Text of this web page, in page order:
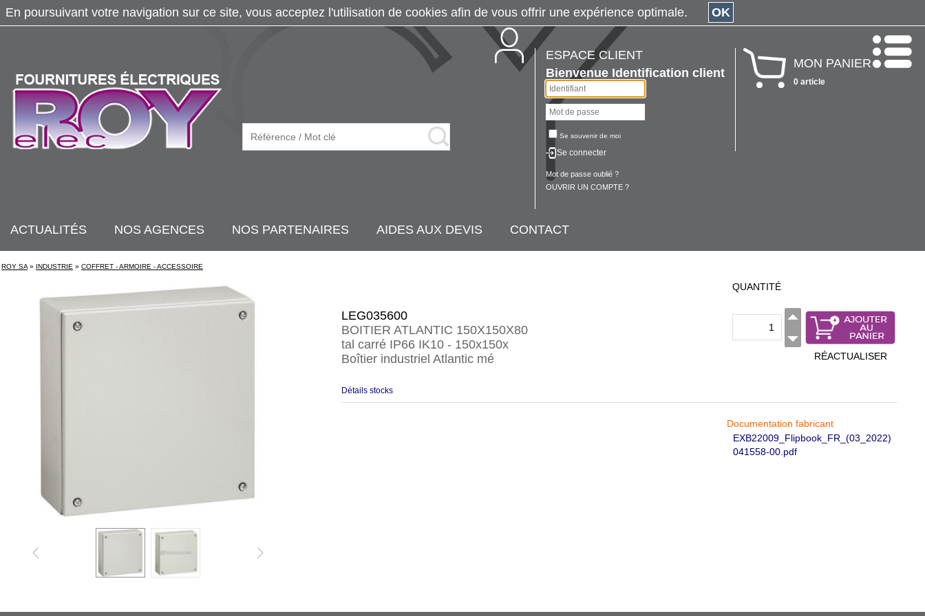
ESPACE CLIENT
Bienvenue Identification client
Se souvenir de moi
Se connecter
Mot de passe oublié ?
OUVRIR UN COMPTE ?
MON PANIER
0 article
ACTUALITÉS NOS AGENCES NOS PARTENAIRES AIDES AUX DEVIS CONTACT
ROY SA » INDUSTRIE » COFFRET - ARMOIRE - ACCESSOIRE
LEG035600
BOITIER ATLANTIC 150X150X80
tal carré IP66 IK10 - 150x150x
Boîtier industriel Atlantic mé
QUANTITÉ
RÉACTUALISER
Détails stocks
Documentation fabricant
EXB22009_Flipbook_FR_(03_2022)
041558-00.pdf
En poursuivant votre navigation sur ce site, vous acceptez l'utilisation de cookies afin de vous offrir une expérience optimale. OK